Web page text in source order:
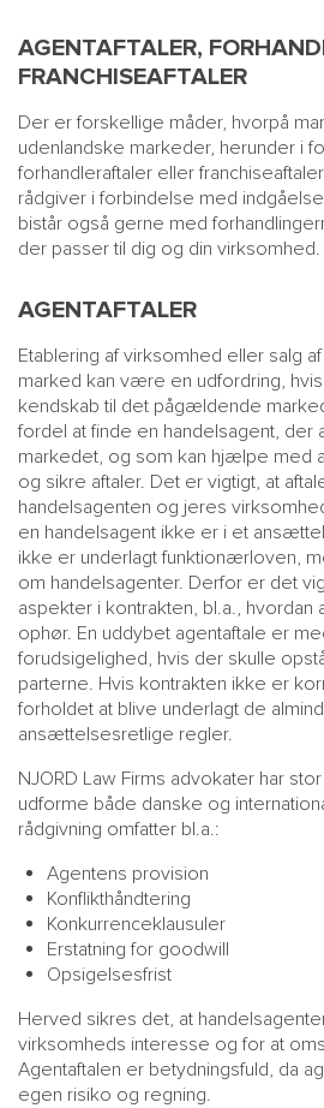
AGENTAFTALER,
FRANCHISEAFTALER
Der er forskellige måder, hvorpå
udenlandske markeder, herunder i
forhandleraftaler eller
rådgiver i forbindelse med
bistår også gerne med
der passer til dig og din virksomhed.
AGENTAFTALER
Etablering af virksomhed eller salg
marked kan være en udfordring,
kendskab til det pågældende
fordel at finde en handelsagent, der
markedet, og som kan hjælpe med
og sikre aftaler. Det er vigtigt, at
handelsagenten og jeres
en handelsagent ikke er i et
ikke er underlagt funktionærloven,
om handelsagenter. Derfor er det
aspekter i kontrakten, bl.a., hvordan
ophør. En uddybet agentaftale er
forudsigelighed, hvis der skulle
parterne. Hvis kontrakten ikke er
forholdet at blive underlagt de
ansættelsesretlige regler.
NJORD Law Firms advokater har
udforme både danske og
rådgivning omfatter bl.a.:
Agentens provision
Konflikthåndtering
Konkurrenceklausuler
Erstatning for goodwill
Opsigelsesfrist
Herved sikres det, at
virksomheds interesse og for at
Agentaftalen er betydningsfuld, da
egen risiko og regning.